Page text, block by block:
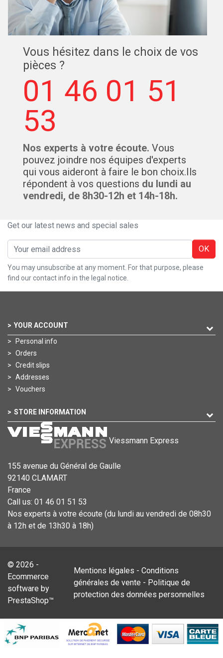
Vous hésitez dans le choix de vos
pièces ?
01 46 01 51
53
Nos experts à votre écoute. Vous
pouvez joindre nos équipes d'experts
qui vous aideront à faire le bon choix.Ils
répondent à vos questions du lundi au
vendredi, de 8h30-12h et 14h-18h.
Get our latest news and special sales
OK
You may unsubscribe at any moment. For that purpose, please
find our contact info in the legal notice.
YOUR ACCOUNT
Personal info
Orders
Credit slips
Addresses
Vouchers
STORE INFORMATION
Viessmann Express
155 avenue du Général de Gaulle
92140 CLAMART
France
Call us: 01 46 01 51 53
Nos experts à votre écoute (du lundi au vendredi de 08h30
à 12h et de 13h30 à 18h)
© 2026 -
Ecommerce
software by
PrestaShop™
Mentions légales -Conditions
générales de vente - Politique de
protection des données personnelles